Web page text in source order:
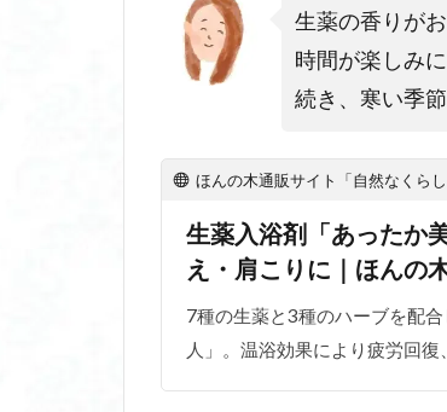
生薬の香りが
時間が楽しみ
続き、寒い季
ほんの木通販サイト「自然なくらし
生薬入浴剤「あったか
え・肩こりに｜ほんの
7種の生薬と3種のハーブを配
人」。温浴効果により疲労回